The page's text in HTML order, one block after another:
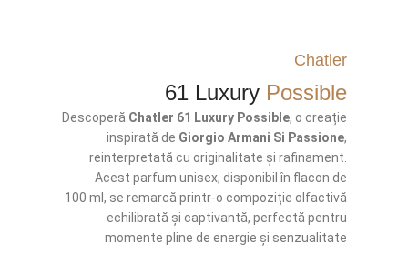
Chatler
61 Luxury Possible
Descoperă Chatler 61 Luxury Possible, o creație
inspirată de Giorgio Armani Si Passione,
reinterpretată cu originalitate și rafinament.
Acest parfum unisex, disponibil în flacon de
100 ml, se remarcă printr-o compoziție olfactivă
echilibrată și captivantă, perfectă pentru
momente pline de energie și senzualitate